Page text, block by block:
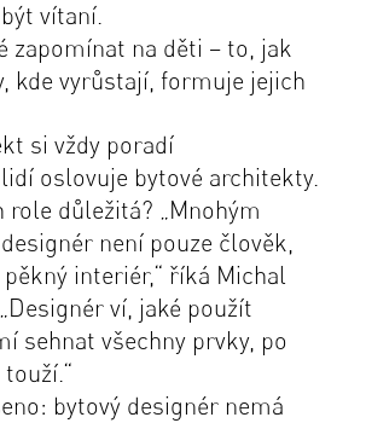
vítaní.
zapomínat na děti – to, jak
kde vyrůstají, formuje jejich
si vždy poradí
oslovuje bytové architekty.
role důležitá? „Mnohým
není pouze člověk,
interiér,“ říká Michal
Designér ví, jaké použít
sehnat všechny prvky, po
“
bytový designér nemá